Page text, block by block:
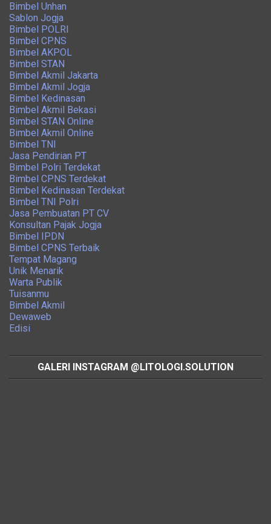
Bimbel Unhan
Sablon Jogja
Bimbel POLRI
Bimbel CPNS
Bimbel AKPOL
Bimbel STAN
Bimbel Akmil Jakarta
Bimbel Akmil Jogja
Bimbel Kedinasan
Bimbel Akmil Bekasi
Bimbel STAN Online
Bimbel Akmil Online
Bimbel TNI
Jasa Pendirian PT
Bimbel Polri Terdekat
Bimbel CPNS Terdekat
Bimbel Kedinasan Terdekat
Bimbel TNI Polri
Jasa Pembuatan PT CV
Konsultan Pajak Jogja
Bimbel IPDN
Bimbel CPNS Terbaik
Tempat Magang
Unik Menarik
Warta Publik
Tuisanmu
Bimbel Akmil
Dewaweb
Edisi
GALERI INSTAGRAM @LITOLOGI.SOLUTION